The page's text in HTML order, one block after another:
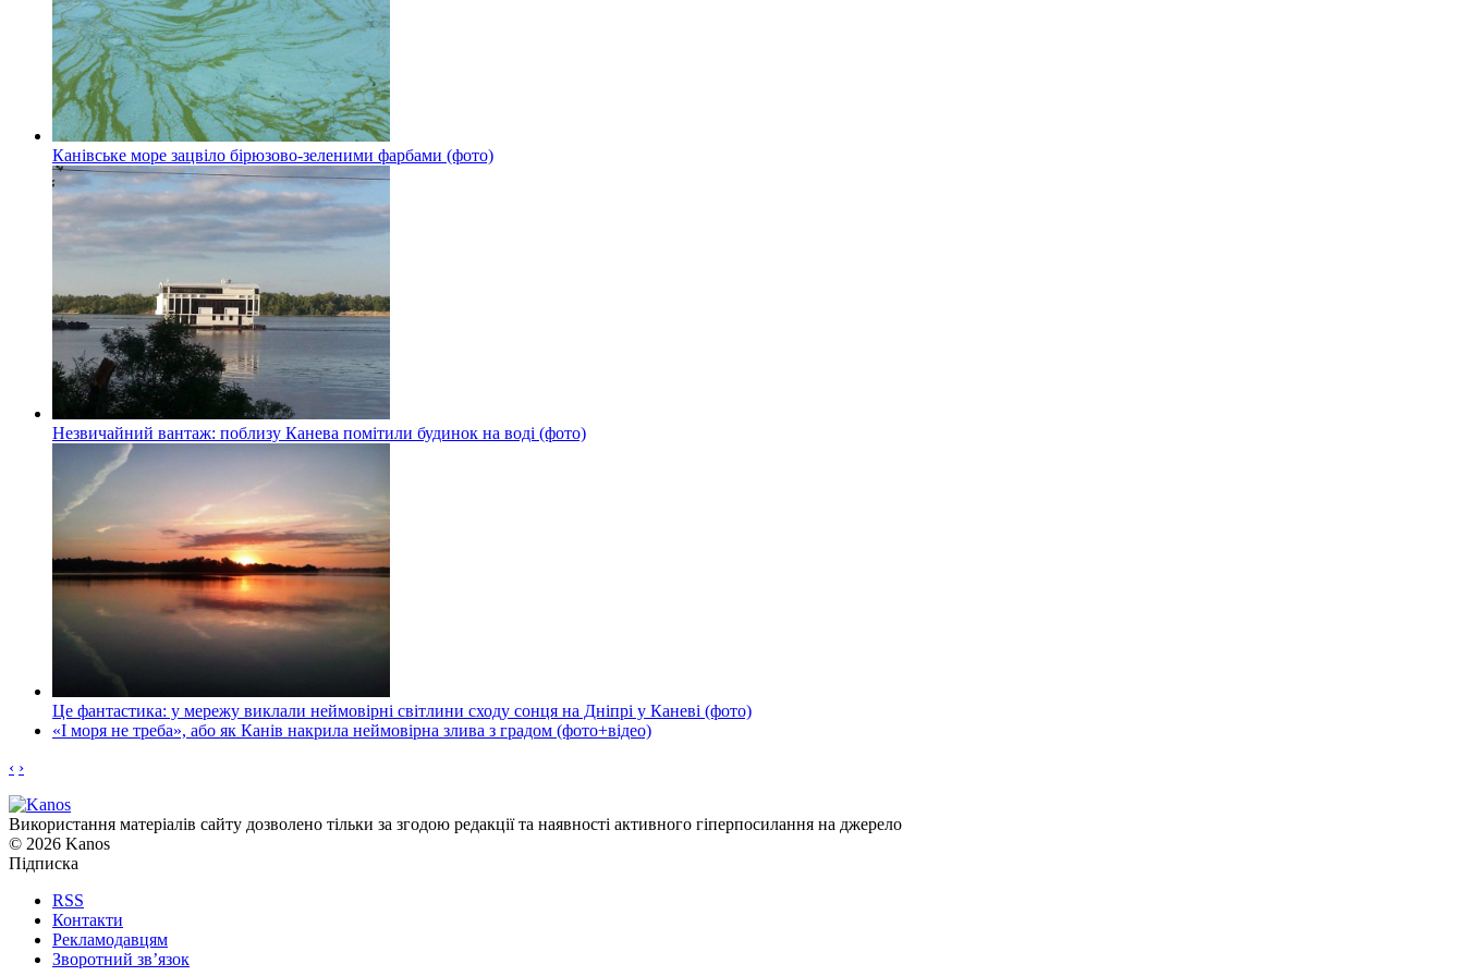
Канівське море зацвіло бірюзово-зеленими фарбами (фото)
Незвичайний вантаж: поблизу Канева помітили будинок на воді (фото)
Це фантастика: у мережу виклали неймовірні світлини сходу сонця на Дніпрі у Каневі (фото)
«І моря не треба», або як Канів накрила неймовірна злива з градом (фото+відео)
‹ ›
Використання матеріалів сайту дозволено тільки за згодою редакції та наявності активного гіперпосилання на джерело
© 2026 Kanos
Підписка
RSS
Контакти
Рекламодавцям
Зворотний зв’язок